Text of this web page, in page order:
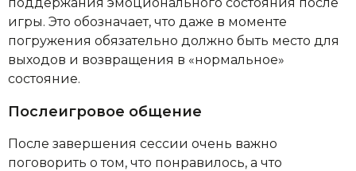
игры. Это обозначает, что даже в моменте
погружения обязательно должно быть место для
выходов и возвращения в «нормальное»
состояние.
Послеигровое общение
После завершения сессии очень важно
поговорить о том, что понравилось, а что